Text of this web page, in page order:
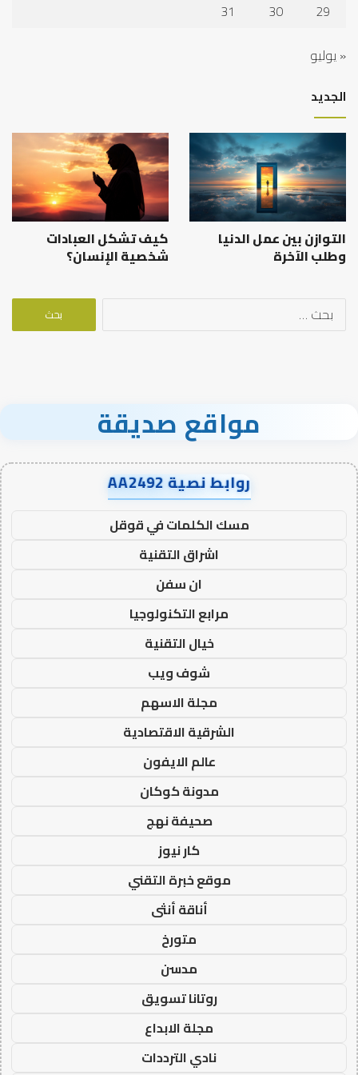
29
30
31
« يوليو
الجديد
التوازن بين عمل الدنيا
وطلب الآخرة
كيف تشكل العبادات
شخصية الإنسان؟
البحث
مواقع صديقة
روابط نصية AA2492
مسك الكلمات في قوقل
اشراق التقنية
ان سفن
مرابع التكنولوجيا
خيال التقنية
شوف ويب
مجلة الاسهم
الشرقية الاقتصادية
عالم الايفون
مدونة كوكان
صحيفة نهج
كار نيوز
موقع خبرة التقني
أناقة أنثى
متورخ
مدسن
روتانا تسويق
مجلة الابداع
نادي الترددات